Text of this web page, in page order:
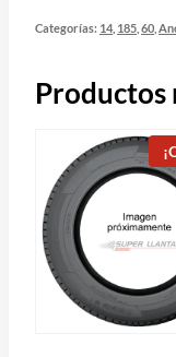
Categorías: 14, 185 60
Productos